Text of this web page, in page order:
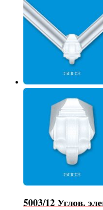
5003/12 Углов.